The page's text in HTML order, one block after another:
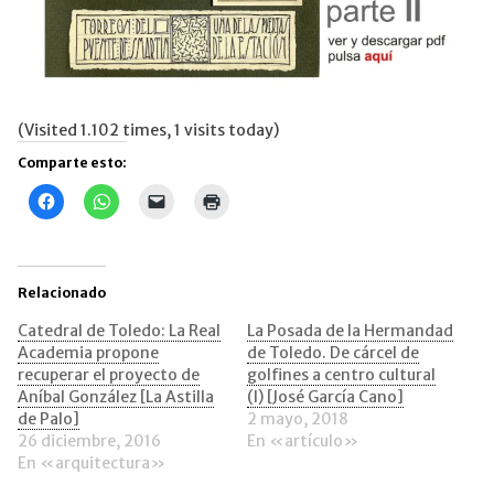
(Visited 1.102 times, 1 visits today)
Comparte esto:
Haz
clic
Facebook
(Se
abre
una
ventana
nueva)
Haz
clic
una
ventana
nueva)
a
un
(Se
abre
en
una
nueva)
Relacionado
Catedral de Toledo: La Real
Academia propone
recuperar el proyecto de
Aníbal González [La Astilla
de Palo]
26 diciembre, 2016
En «arquitectura»
La Posada de la Hermandad
de Toledo. De cárcel de
golfines a centro cultural
(I) [José García Cano]
2 mayo, 2018
En «artículo»